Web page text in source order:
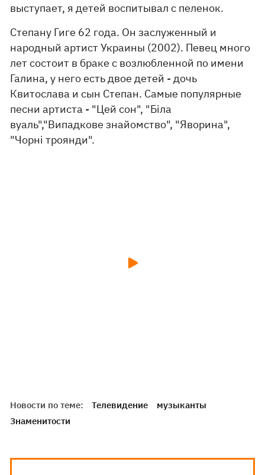
выступает, я детей воспитывал с пеленок.
Степану Гиге 62 года. Он заслуженный и
народный артист Украины (2002). Певец много
лет состоит в браке с возлюбленной по имени
Галина, у него есть двое детей - дочь
Квитослава и сын Степан. Самые популярные
песни артиста - "Цей сон", "Біла
вуаль","Випадкове знайомство", "Яворина",
"Чорні троянди".
Новости по теме: Телевидение
музыканты
Знаменитости